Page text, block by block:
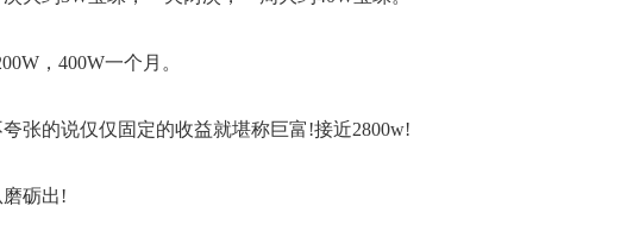
，400W一个月。
张的说仅仅固定的收益就堪称巨富!接近2800w!
砺出!